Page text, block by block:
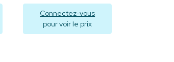
Connectez-vous
pour voir le prix